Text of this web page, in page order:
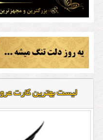
لیست بهترین کارت